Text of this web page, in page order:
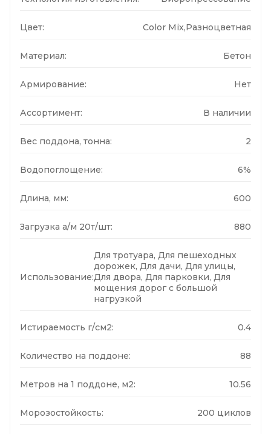
Цвет: Color Mix,Разноцветная
Материал: Бетон
Армирование: Нет
Ассортимент: В наличии
Вес поддона, тонна: 2
Водопоглощение: 6%
Длина, мм: 600
Загрузка а/м 20т/шт: 880
Использование:
Для тротуара, Для пешеходных
дорожек, Для дачи, Для улицы,
Для двора, Для парковки, Для
мощения дорог с большой
нагрузкой
Истираемость г/см2: 0.4
Количество на поддоне: 88
Метров на 1 поддоне, м2: 10.56
Морозостойкость: 200 циклов